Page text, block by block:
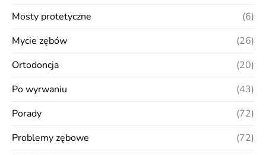
Mosty protetyczne
(6)
Mycie zębów
(26)
Ortodoncja
(20)
Po wyrwaniu
(43)
Porady
(72)
Problemy zębowe
(72)